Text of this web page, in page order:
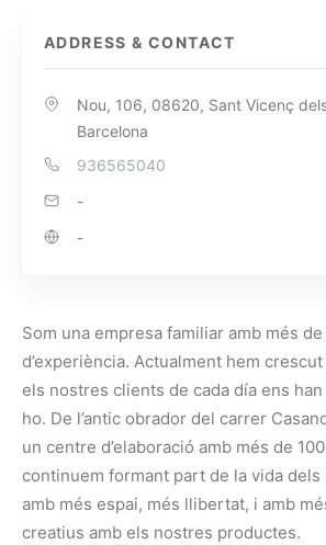
ADDRESS & CONTACT
Nou, 106, 08620, Sant Vicenç
Barcelona
936565040
-
-
Som una empresa familiar amb més
d’experiència. Actualment hem
els nostres clients de cada día ens
ho. De l’antic obrador del carrer
un centre d’elaboració amb més de
continuem formant part de la vida
amb més espai, més llibertat, i amb
creatius amb els nostres productes.